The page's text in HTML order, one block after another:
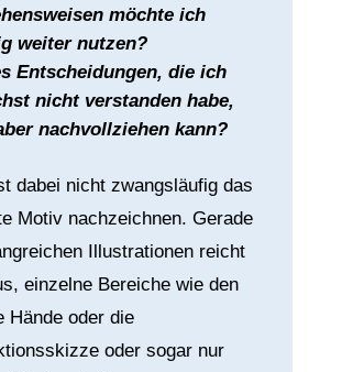
möchte ich
weiter nutzen?
Entscheidungen, die ich
nicht verstanden habe,
nachvollziehen kann?
dabei nicht zwangsläufig das
Motiv nachzeichnen. Gerade
Illustrationen reicht
einzelne Bereiche wie den
Hände oder die
oder sogar nur